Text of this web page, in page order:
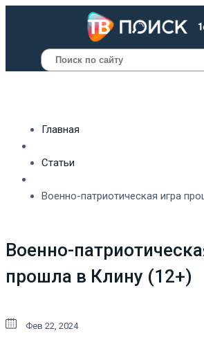
Поиск
Главная
Статьи
Военно-патриотическая игра
Военно-
прошла в Клину (12+)
Фев 22, 2024